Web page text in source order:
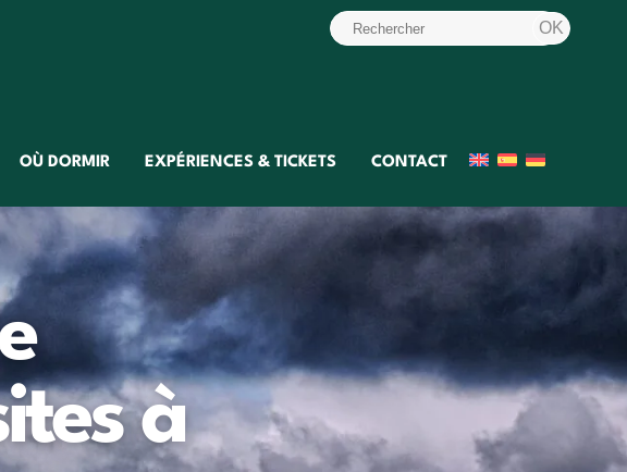
OÙ DORMIR EXPÉRIENCES & TICKETS CONTACT
à